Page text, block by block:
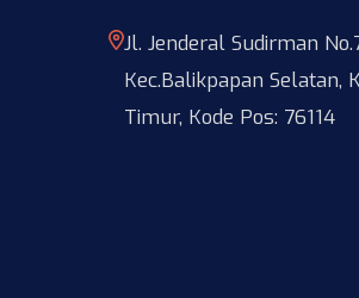
Jl. Jenderal Sudirman
Kec.Balikpapan Selatan,
Timur, Kode Pos: 76114